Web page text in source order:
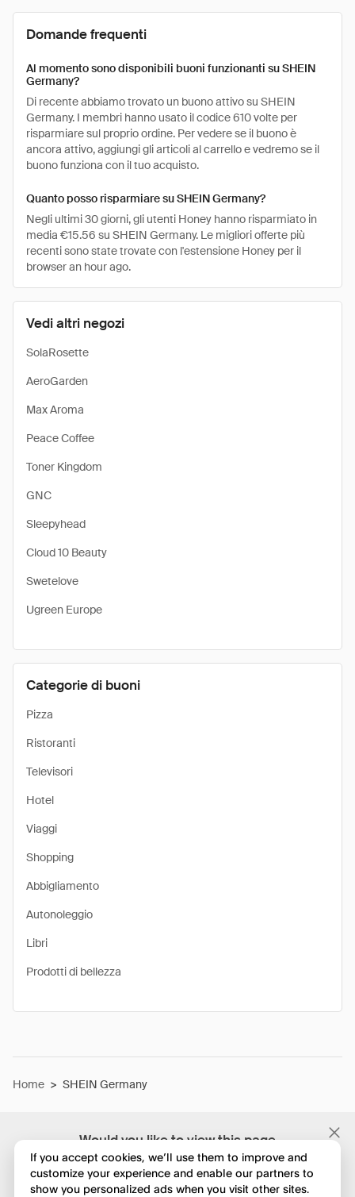
Would you like to view this page
in English?
Vedi altri negozi
SolaRosette
AeroGarden
Max Aroma
Peace Coffee
Toner Kingdom
GNC
Sleepyhead
Cloud 10 Beauty
Swetelove
Ugreen Europe
Categorie di buoni
Pizza
Ristoranti
Televisori
Hotel
Viaggi
Shopping
Abbigliamento
Autonoleggio
Libri
Prodotti di bellezza
Domande frequenti
Al momento sono disponibili buoni funzionanti su SHEIN
Germany?
Di recente abbiamo trovato un buono attivo su SHEIN
Germany. I membri hanno usato il codice 610 volte per
risparmiare sul proprio ordine. Per vedere se il buono è
ancora attivo, aggiungi gli articoli al carrello e vedremo se il
buono funziona con il tuo acquisto.
Quanto posso risparmiare su SHEIN Germany?
Negli ultimi 30 giorni, gli utenti Honey hanno risparmiato in
media €15.56 su SHEIN Germany. Le migliori offerte più
recenti sono state trovate con l'estensione Honey per il
browser an hour ago.
Home > SHEIN Germany
If you accept cookies, we’ll use them to improve and
customize your experience and enable our partners to
show you personalized ads when you visit other sites.